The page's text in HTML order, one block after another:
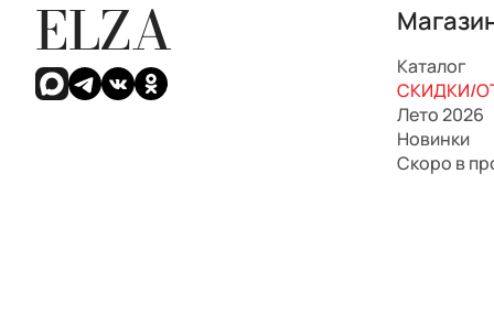
ELZA
Каталог
СКИДКИ/
Лето 2026
Новинки
Скоро в